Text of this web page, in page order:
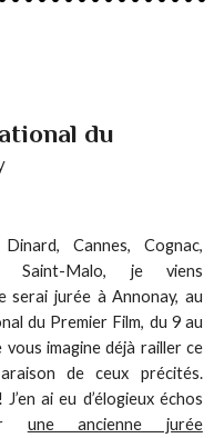
du
Cannes, Cognac,
Saint-Malo, je viens
serai jurée à Annonay, au
du Premier Film, du 9 au
vous imagine déjà railler ce
de ceux précités.
ai eu d’élogieux échos
une ancienne jurée